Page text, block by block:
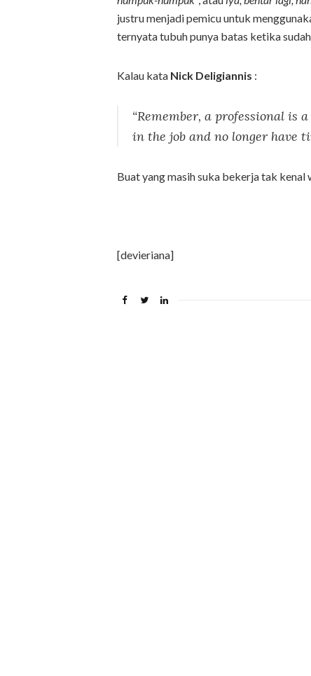
justru menjadi pemicu untuk
ternyata tubuh punya batas ketika
Kalau kata Nick Deligiannis :
“Remember, a professional is
in the job and no longer have
Buat yang masih suka bekerja tak kenal
[devieriana]